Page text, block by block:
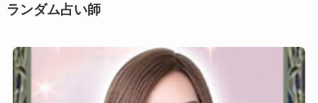
ン
ランダム占い師